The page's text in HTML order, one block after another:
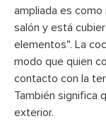
ampliada es
salón y está
elementos". La
modo que quien
contacto con la
También significa
exterior.